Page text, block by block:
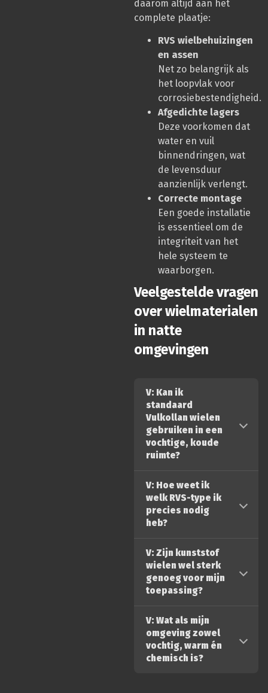
daarom altijd aan het
complete plaatje:
RVS wielbehuizingen
en assen
Net zo belangrijk als
het loopvlak voor
corrosiebestendigheid.
Afgedichte lagers
Deze voorkomen dat
water en vuil
binnendringen, wat
de levensduur
aanzienlijk verlengt.
Correcte montage
Een goede installatie
is essentieel om de
integriteit van het
hele systeem te
waarborgen.
Veelgestelde vragen
over wielmaterialen
in natte
omgevingen
V: Kan ik
standaard
Vulkollan wielen
gebruiken in een
vochtige, koude
ruimte?
V: Hoe weet ik
welk RVS-type ik
precies nodig
heb?
V: Zijn kunststof
wielen wel sterk
genoeg voor mijn
toepassing?
V: Wat als mijn
omgeving zowel
vochtig, warm én
chemisch is?